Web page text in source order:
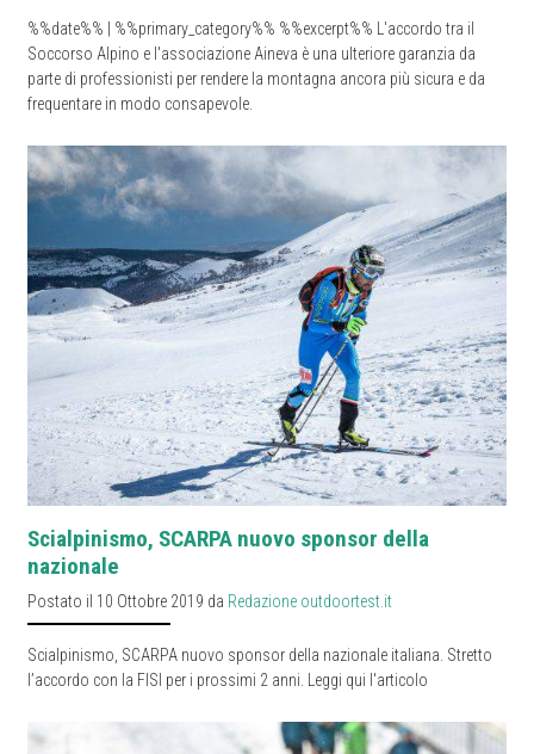
%%date%% | %%primary_category%% %%excerpt%% L'accordo tra il
Soccorso Alpino e l'associazione Aineva è una ulteriore garanzia da
parte di professionisti per rendere la montagna ancora più sicura e da
frequentare in modo consapevole.
Scialpinismo, SCARPA nuovo sponsor della
nazionale
Postato il 10 Ottobre 2019 da Redazione outdoortest.it
Scialpinismo, SCARPA nuovo sponsor della nazionale italiana. Stretto
l’accordo con la FISI per i prossimi 2 anni. Leggi qui l'articolo